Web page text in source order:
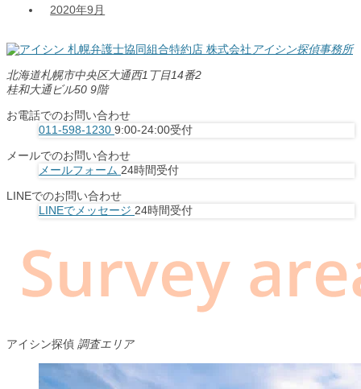
2020年9月
札幌弁護士協同組合特約店 株式会社 アイシン探偵事務所
北海道札幌市中央区大通西1丁目14番2
桂和大通ビル50 9階
お電話でのお問い合わせ
011-598-1230 9:00-24:00受付
メールでのお問い合わせ
メールフォーム 24時間受付
LINEでのお問い合わせ
LINEでメッセージ 24時間受付
アイシン探偵 調査エリア